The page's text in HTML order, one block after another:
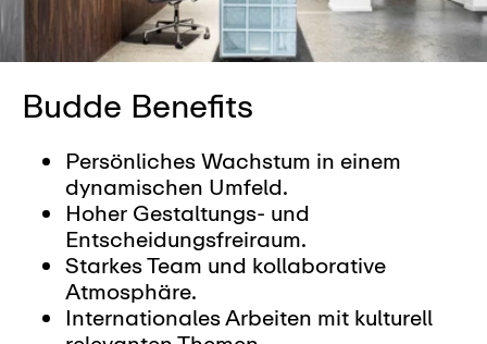
Budde Benefits
Persönliches Wachstum in einem
dynamischen Umfeld.
Hoher Gestaltungs- und
Entscheidungsfreiraum.
Starkes Team und kollaborative
Atmosphäre.
Internationales Arbeiten mit kulturell